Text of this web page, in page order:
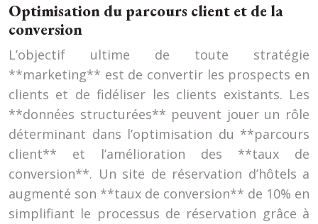
Optimisation du parcours client et de la
conversion
L’objectif ultime de toute stratégie
**marketing** est de convertir les prospects en
clients et de fidéliser les clients existants. Les
**données structurées** peuvent jouer un rôle
déterminant dans l’optimisation du **parcours
client** et l’amélioration des **taux de
conversion**. Un site de réservation d’hôtels a
augmenté son **taux de conversion** de 10% en
simplifiant le processus de réservation grâce à